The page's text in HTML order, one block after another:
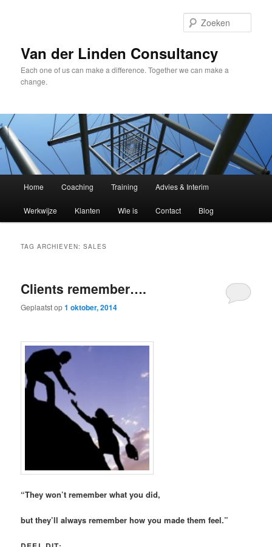
inhoud
inhoudVan der Linden Consultancy
Each one of us can make a difference. Together we can make a
change.
Home Coaching Training Advies & Interim
Werkwijze Klanten Wie is Contact Blog
TAG ARCHIEVEN:SALES
Clients remember….
Geplaatst op1 oktober, 2014
“They won’t remember what you did,
but they’ll always remember how you made them feel.”